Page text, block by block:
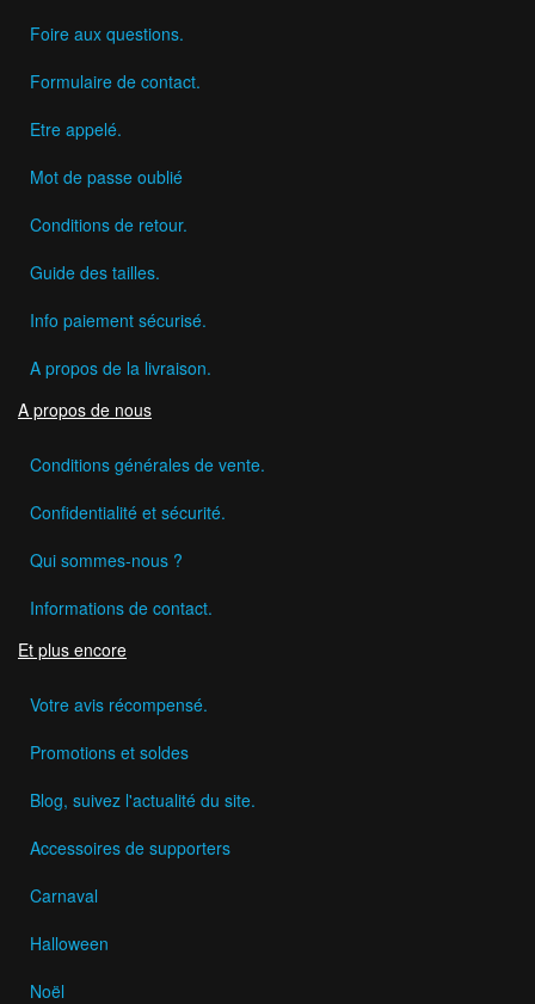
Foire aux questions.
Formulaire de contact.
Etre appelé.
Mot de passe oublié
Conditions de retour.
Guide des tailles.
Info paiement sécurisé.
A propos de la livraison.
A propos de nous
Conditions générales de vente.
Confidentialité et sécurité.
Qui sommes-nous ?
Informations de contact.
Et plus encore
Votre avis récompensé.
Promotions et soldes
Blog, suivez l'actualité du site.
Accessoires de supporters
Carnaval
Halloween
Noël